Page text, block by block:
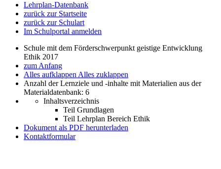
Lehrplan-Datenbank
zurück zur Startseite
zurück zur Schulart
Im Schulportal anmelden
Schule mit dem Förderschwerpunkt geistige Entwicklung
Ethik 2017
zum Anfang
Alles aufklappen Alles zuklappen
Anzahl der Lernziele und -inhalte mit Materialien aus der
Materialdatenbank: 6
Inhaltsverzeichnis
Teil Grundlagen
Teil Lehrplan Bereich Ethik
Dokument als PDF herunterladen
Kontaktformular